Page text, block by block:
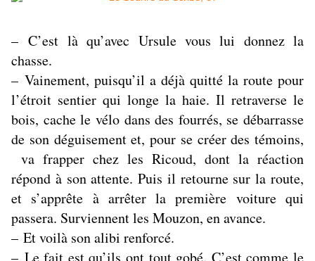
– C’est là qu’avec Ursule vous lui donnez la
chasse.
– Vainement, puisqu’il a déjà quitté la route pour
l’étroit sentier qui longe la haie. Il retraverse le
bois, cache le vélo dans des fourrés, se débarrasse
de son déguisement et, pour se créer des témoins,
va frapper chez les Ricoud, dont la réaction
répond à son attente. Puis il retourne sur la route,
et s’apprête à arrêter la première voiture qui
passera. Surviennent les Mouzon, en avance.
– Et voilà son alibi renforcé.